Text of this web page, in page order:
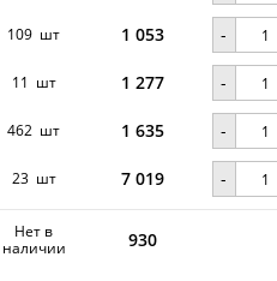
109 шт 1 053 -
11 шт 1 277 -
462 шт 1 635 -
23 шт 7 019 -
Нет в
наличии
930